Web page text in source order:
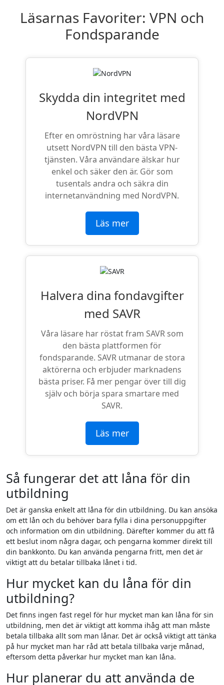
Läsarnas Favoriter: VPN och
Fondsparande
Skydda din integritet med
NordVPN
Efter en omröstning har våra läsare
utsett NordVPN till den bästa VPN-
tjänsten. Våra användare älskar hur
enkel och säker den är. Gör som
tusentals andra och säkra din
internetanvändning med NordVPN.
Läs mer
Halvera dina fondavgifter
med SAVR
Våra läsare har röstat fram SAVR som
den bästa plattformen för
fondsparande. SAVR utmanar de stora
aktörerna och erbjuder marknadens
bästa priser. Få mer pengar över till dig
själv och börja spara smartare med
SAVR.
Läs mer
Så fungerar det att låna för din
utbildning
Det är ganska enkelt att låna för din utbildning. Du kan ansöka
om ett lån och du behöver bara fylla i dina personuppgifter
och information om din utbildning. Därefter kommer du att få
ett beslut inom några dagar, och pengarna kommer direkt till
din bankkonto. Du kan använda pengarna fritt, men det är
viktigt att du betalar tillbaka lånet i tid.
Hur mycket kan du låna för din
utbildning?
Det finns ingen fast regel för hur mycket man kan låna för sin
utbildning, men det är viktigt att komma ihåg att man måste
betala tillbaka allt som man lånar. Det är också viktigt att tänka
på hur mycket man har råd att betala tillbaka varje månad,
eftersom detta påverkar hur mycket man kan låna.
Hur planerar du att använda de